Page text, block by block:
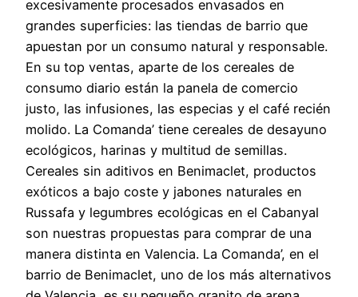
excesivamente procesados envasados en
grandes superficies: las tiendas de barrio que
apuestan por un consumo natural y responsable.
En su top ventas, aparte de los cereales de
consumo diario están la panela de comercio
justo, las infusiones, las especias y el café recién
molido. La Comanda’ tiene cereales de desayuno
ecológicos, harinas y multitud de semillas.
Cereales sin aditivos en Benimaclet, productos
exóticos a bajo coste y jabones naturales en
Russafa y legumbres ecológicas en el Cabanyal
son nuestras propuestas para comprar de una
manera distinta en Valencia. La Comanda’, en el
barrio de Benimaclet, uno de los más alternativos